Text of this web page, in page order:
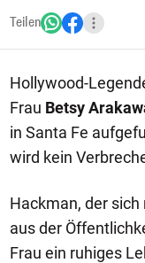
Teilen
Hollywood-
Frau Betsy
in Santa Fe
wird kein
Hackman, der
aus der
Frau ein ruhiges